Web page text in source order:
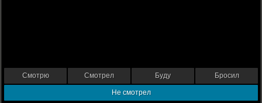
Смотрю Смотрел Буду Бросил
Не смотрел